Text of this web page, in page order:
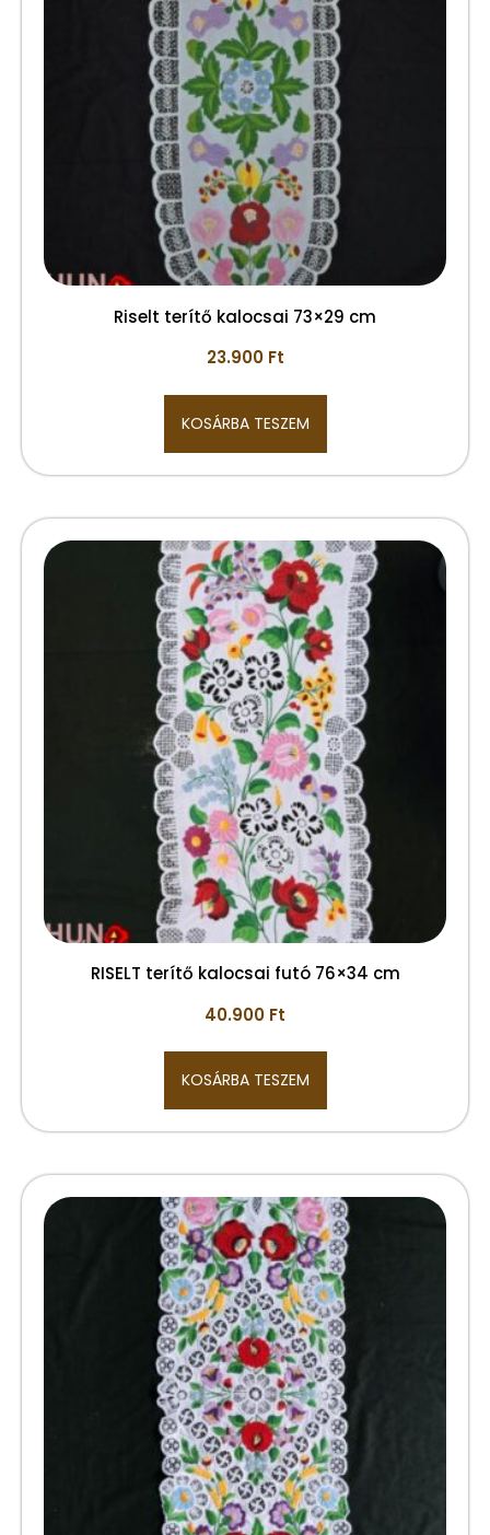
Riselt terítő kalocsai 73×29 cm
23.900 Ft
KOSÁRBA TESZEM
RISELT terítő kalocsai futó 76×34 cm
40.900 Ft
KOSÁRBA TESZEM